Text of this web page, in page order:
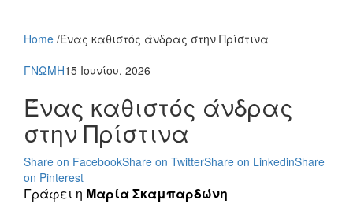
Home /Ένας καθιστός άνδρας στην Πρίστινα
ΓΝΩΜΗ15 Ιουνίου, 2026
Ένας καθιστός άνδρας
στην Πρίστινα
Share on FacebookShare on TwitterShare on LinkedinShare
on Pinterest
Γράφει η Μαρία Σκαμπαρδώνη